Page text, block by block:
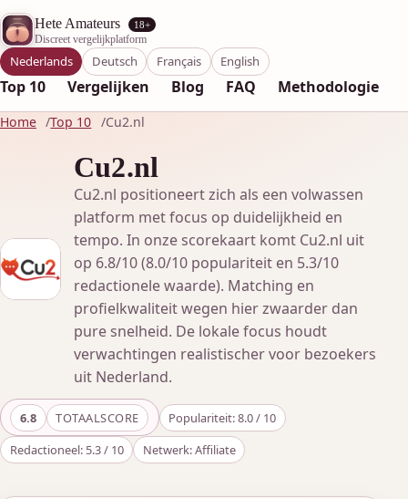
Hete Amateurs 18+
Discreet vergelijkplatform
Top 10 Vergelijken Blog FAQ Methodologie
Nederlands Deutsch Français English
Home Top 10 Cu2.nl
Cu2.nl
Cu2.nl positioneert zich als een volwassen
platform met focus op duidelijkheid en
tempo. In onze scorekaart komt Cu2.nl uit
op 6.8/10 (8.0/10 populariteit en 5.3/10
redactionele waarde). Matching en
profielkwaliteit wegen hier zwaarder dan
pure snelheid. De lokale focus houdt
verwachtingen realistischer voor bezoekers
uit Nederland.
6.8 TOTAALSCORE
Populariteit: 8.0 / 10
Redactioneel: 5.3 / 10
Netwerk: Affiliate